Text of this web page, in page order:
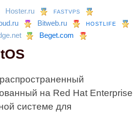
Hoster.ru FASTVPS
Bitweb.ru HOSTLIFE
Beget.com
на Red Hat Enterprise
системе для